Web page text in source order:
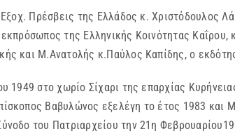
Πρέσβεις της Ελλάδος κ. Χριστόδουλος
της Ελληνικής Κοινότητας
και Μ.Ανατολής κ.Παύλος Καπίδης, ο
1949 στο χωρίο Σίχαρι της επαρχίας
Βαβυλώνος εξελέγη το έτος 1983 και
του Πατριαρχείου την 21η